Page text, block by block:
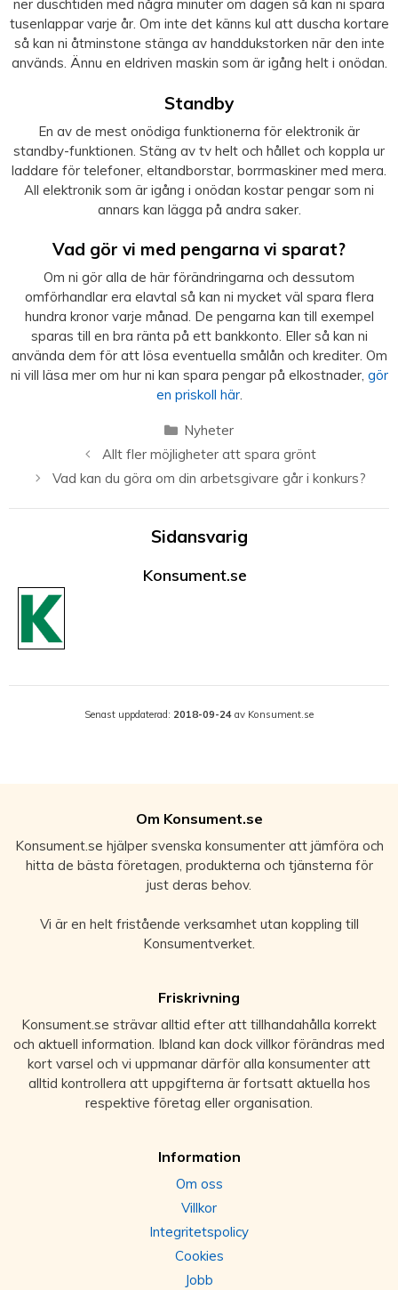
ner duschtiden med några minuter om dagen så kan ni spara
tusenlappar varje år. Om inte det känns kul att duscha kortare
så kan ni åtminstone stänga av handdukstorken när den inte
används. Ännu en eldriven maskin som är igång helt i onödan.
Standby
En av de mest onödiga funktionerna för elektronik är
standby-funktionen. Stäng av tv helt och hållet och koppla ur
laddare för telefoner, eltandborstar, borrmaskiner med mera.
All elektronik som är igång i onödan kostar pengar som ni
annars kan lägga på andra saker.
Vad gör vi med pengarna vi sparat?
Om ni gör alla de här förändringarna och dessutom
omförhandlar era elavtal så kan ni mycket väl spara flera
hundra kronor varje månad. De pengarna kan till exempel
sparas till en bra ränta på ett bankkonto. Eller så kan ni
använda dem för att lösa eventuella smålån och krediter. Om
ni vill läsa mer om hur ni kan spara pengar på elkostnader, gör
en priskoll här.
Kategorier
Nyheter
Allt fler möjligheter att spara grönt
Vad kan du göra om din arbetsgivare går i konkurs?
Sidansvarig
Konsument.se
Senast uppdaterad: 2018-09-24 av Konsument.se
Om Konsument.se
Konsument.se hjälper svenska konsumenter att jämföra och
hitta de bästa företagen, produkterna och tjänsterna för
just deras behov.
Vi är en helt fristående verksamhet utan koppling till
Konsumentverket.
Friskrivning
Konsument.se strävar alltid efter att tillhandahålla korrekt
och aktuell information. Ibland kan dock villkor förändras med
kort varsel och vi uppmanar därför alla konsumenter att
alltid kontrollera att uppgifterna är fortsatt aktuella hos
respektive företag eller organisation.
Information
Om oss
Villkor
Integritetspolicy
Cookies
Jobb